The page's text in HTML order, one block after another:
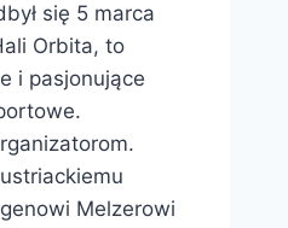
się 5 marca
Orbita, to
i pasjonujące
Melzerowi